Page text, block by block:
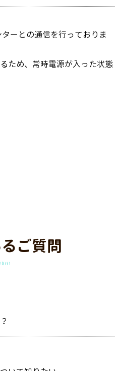
ーとの通信を行っておりま
ため、常時電源が入った状態
ご質問